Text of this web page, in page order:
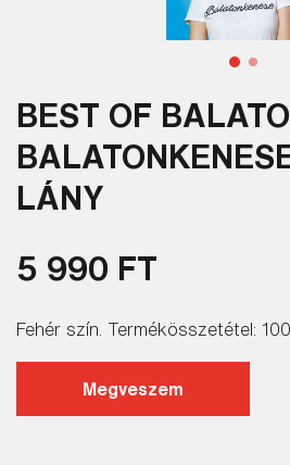
BEST OF
LÁNY
5 990 FT
Fehér szín. Termékösszetétel:
Megveszem